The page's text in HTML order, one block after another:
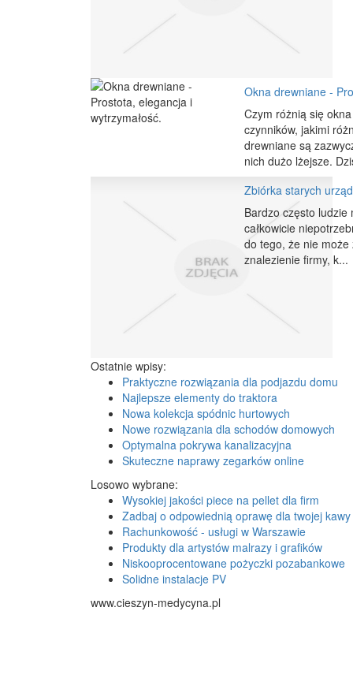
Okna drewniane -
Czym różnią się
czynników, jakimi
drewniane są
nich dużo lżejsze.
Zbiórka starych
Bardzo często
całkowicie
do tego, że nie
znalezienie firmy, k...
Ostatnie wpisy:
Praktyczne rozwiązania dla podjazdu domu
Najlepsze elementy do traktora
Nowa kolekcja spódnic hurtowych
Nowe rozwiązania dla schodów domowych
Optymalna pokrywa kanalizacyjna
Skuteczne naprawy zegarków online
Losowo wybrane:
Wysokiej jakości piece na pellet dla firm
Zadbaj o odpowiednią oprawę dla twojej kawy
Rachunkowość - usługi w Warszawie
Produkty dla artystów malrazy i grafików
Niskooprocentowane pożyczki pozabankowe
Solidne instalacje PV
www.cieszyn-medycyna.pl